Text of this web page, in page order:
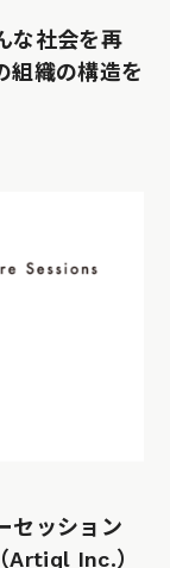
な社会を再
組織の構造を
セッション
Artiql Inc.）